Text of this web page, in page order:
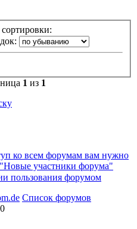
1 из 1
ко всем форумам вам нужно
"Новые участники форума"
пользования форумом
Список форумов